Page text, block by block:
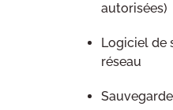
autorisées)
Logiciel de
réseau